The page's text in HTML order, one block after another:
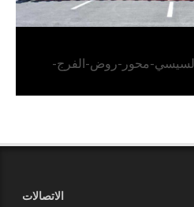
السيسي-محور-روض-الفرج-
الاتصالات